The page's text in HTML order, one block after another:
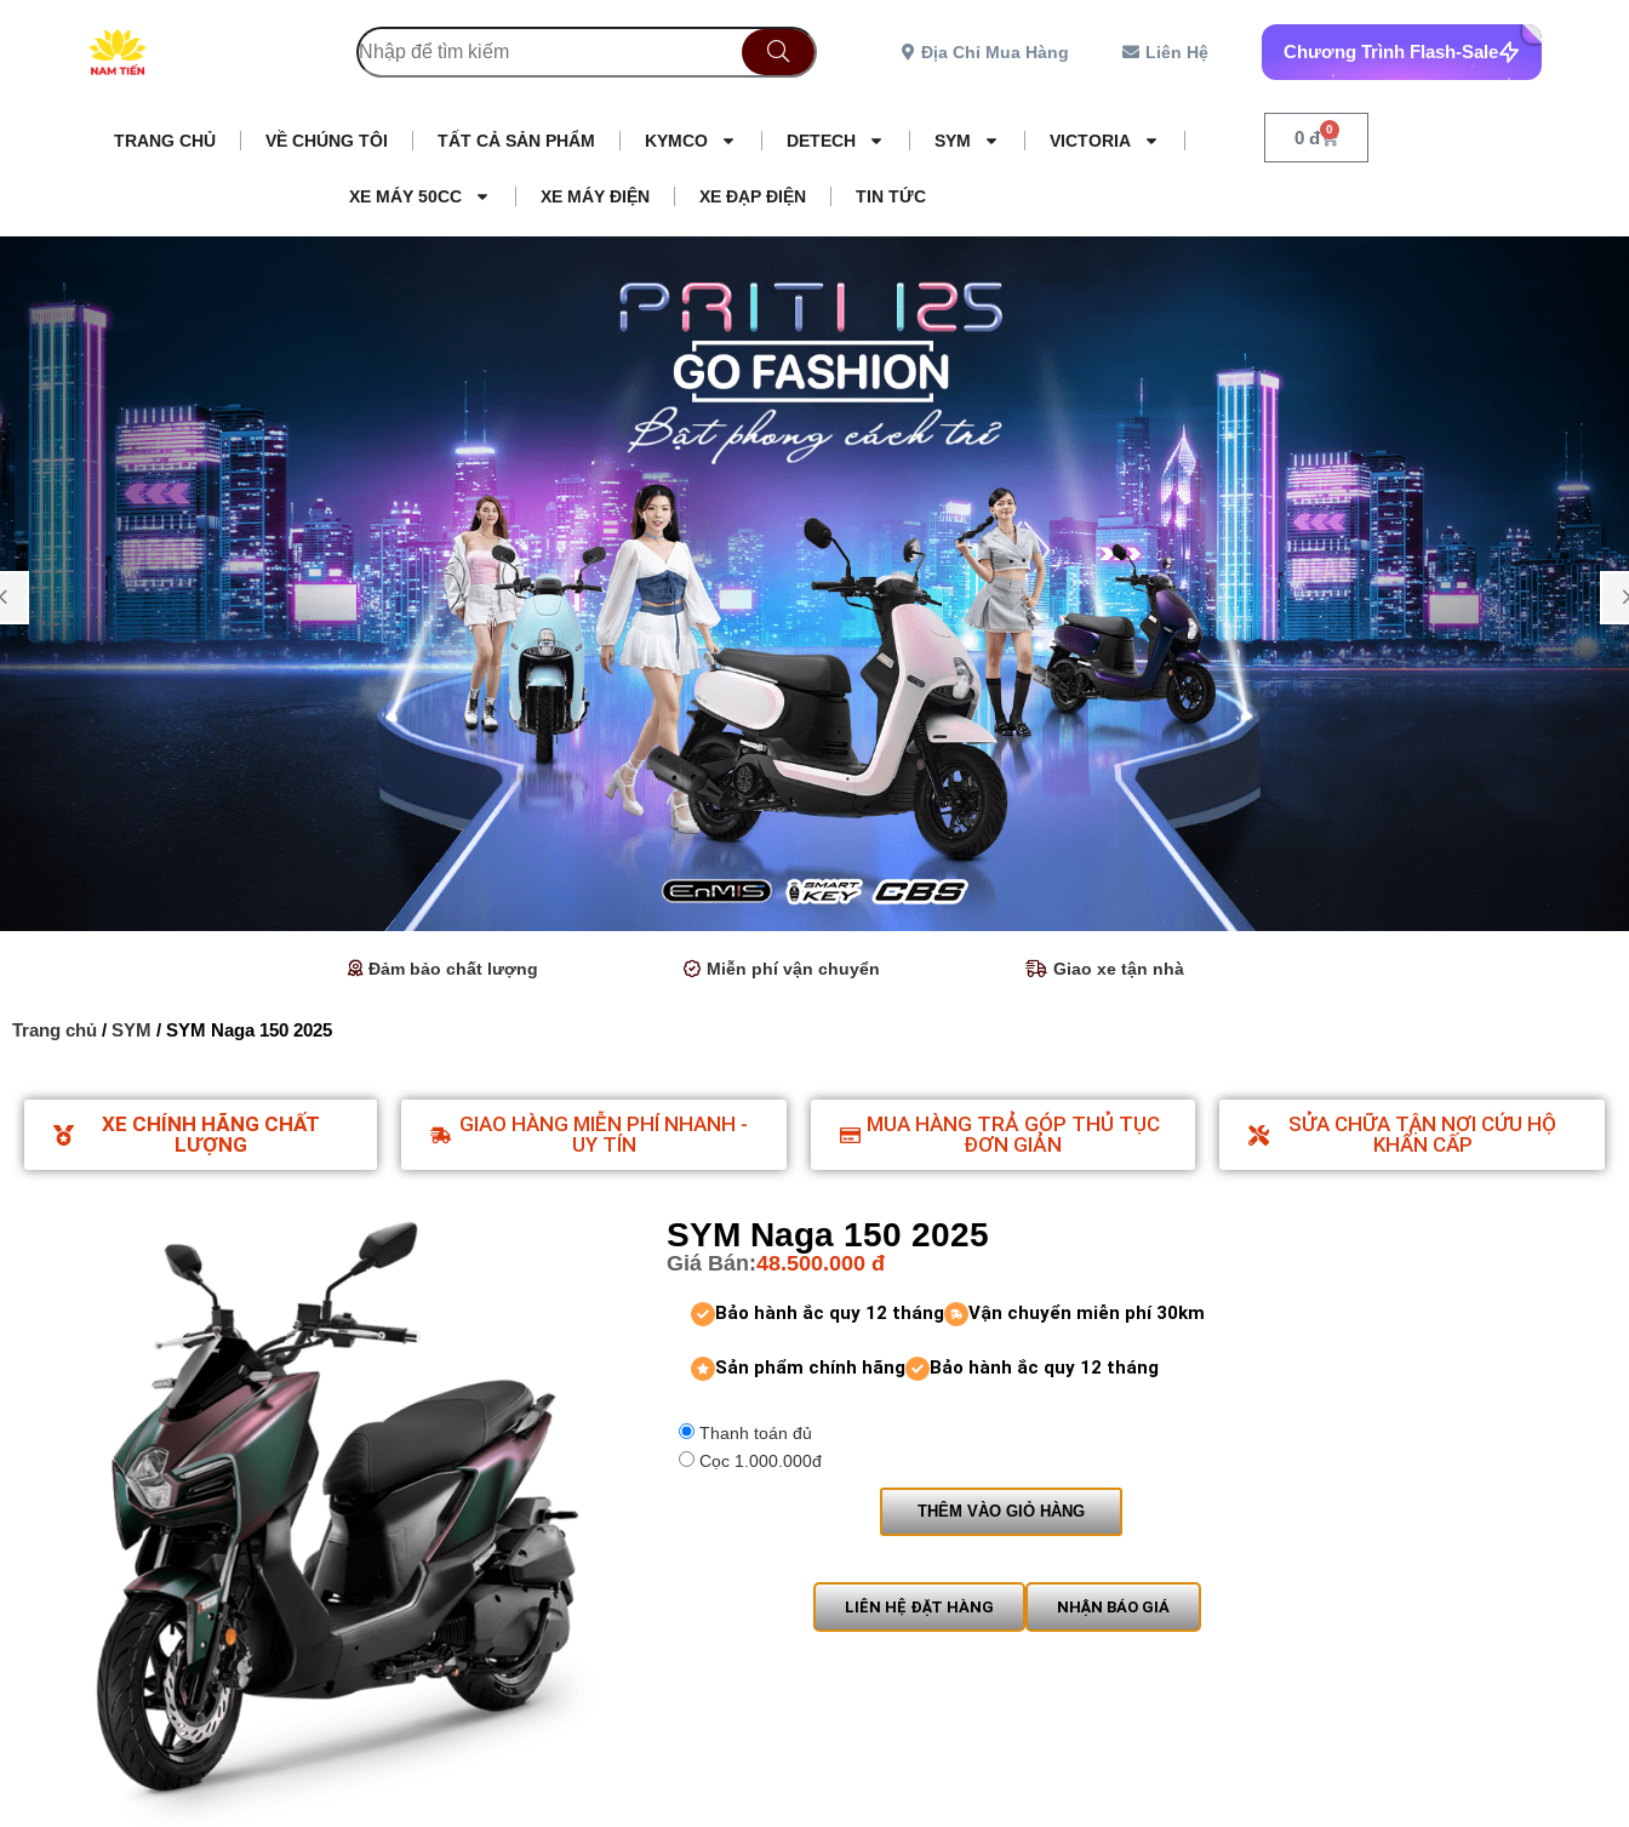
Địa Chỉ Mua Hàng Liên Hệ Chương Trình Flash-Sale
TRANG CHỦ VỀ CHÚNG TÔI TẤT CẢ SẢN PHẨM KYMCO DETECH SYM VICTORIA
XE MÁY 50CC XE MÁY ĐIỆN XE ĐẠP ĐIỆN TIN TỨC
0 đ 0
Đảm bảo chất lượng Miễn phí vận chuyển Giao xe tận nhà
Trang chủ / SYM / SYM Naga 150 2025
XE CHÍNH HÃNG CHẤT
LƯỢNG
GIAO HÀNG MIỄN PHÍ NHANH -
UY TÍN
MUA HÀNG TRẢ GÓP THỦ TỤC
ĐƠN GIẢN
SỬA CHỮA TẬN NƠI CỨU HỘ
KHẨN CẤP
SYM Naga 150 2025
Giá Bán:48.500.000 đ
Bảo hành ắc quy 12 tháng Vận chuyển miễn phí 30km
Sản phẩm chính hãng Bảo hành ắc quy 12 tháng
Thanh toán đủ
Cọc 1.000.000đ
THÊM VÀO GIỎ HÀNG
LIÊN HỆ ĐẶT HÀNG NHẬN BÁO GIÁ